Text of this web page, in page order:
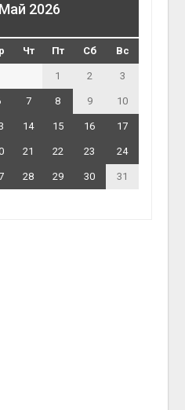
Май 2026
Чт Пт Сб Вс
1 2 3
7 8 9 10
14 15 16 17
21 22 23 24
28 29 30
31